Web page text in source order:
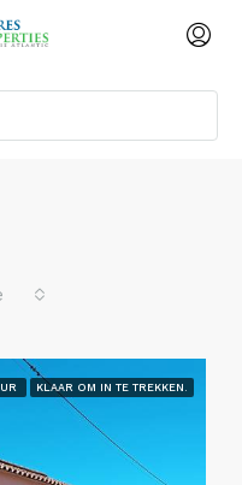
KLAAR OM IN TE TREKKEN.